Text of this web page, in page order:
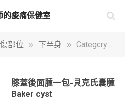
的痠痛保健室
部位 » 下半身 » Category: "膝蓋" (Page 2)
膝蓋後面腫一包-貝克氏囊腫
Baker cyst